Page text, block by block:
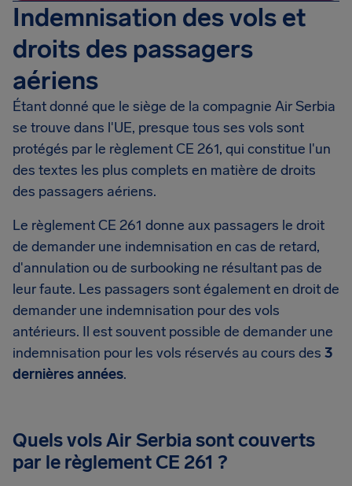
Indemnisation des vols et
droits des passagers
aériens
Étant donné que le siège de la compagnie Air Serbia
se trouve dans l'UE, presque tous ses vols sont
protégés par le règlement CE 261, qui constitue l'un
des textes les plus complets en matière de droits
des passagers aériens.
Le règlement CE 261 donne aux passagers le droit
de demander une indemnisation en cas de retard,
d'annulation ou de surbooking ne résultant pas de
leur faute. Les passagers sont également en droit de
demander une indemnisation pour des vols
antérieurs. Il est souvent possible de demander une
indemnisation pour les vols réservés au cours des 3
dernières années.
Quels vols Air Serbia sont couverts
par le règlement CE 261 ?